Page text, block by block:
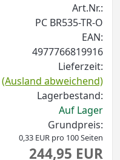
Art.Nr.:
PC BR535-TR-O
EAN:
4977766819916
Lieferzeit:
(Ausland abweichend)
Lagerbestand:
Auf Lager
Grundpreis:
0,33 EUR pro 100 Seiten
244,95 EUR